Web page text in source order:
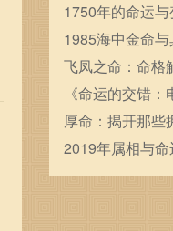
生日转化为人生
1750年的命运
转折点与人类的
1985海中金命
联探秘
飞凤之命：命格
撞
《命运的交错
间及剧情解析
厚命：揭开那些
面纱
2019年属相与
背后的神秘面纱